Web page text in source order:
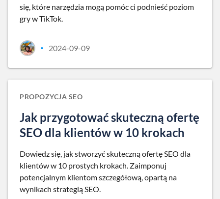
się, które narzędzia mogą pomóc ci podnieść poziom
gry w TikTok.
• 2024-09-09
PROPOZYCJA SEO
Jak przygotować skuteczną ofertę
SEO dla klientów w 10 krokach
Dowiedz się, jak stworzyć skuteczną ofertę SEO dla
klientów w 10 prostych krokach. Zaimponuj
potencjalnym klientom szczegółową, opartą na
wynikach strategią SEO.